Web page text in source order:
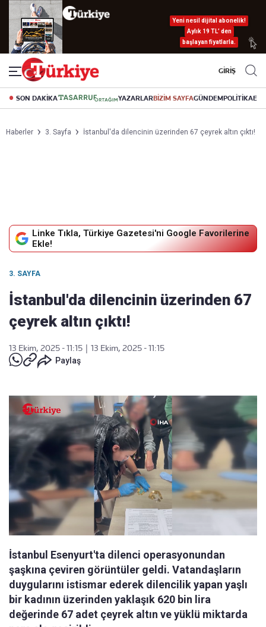
Yeni nesil dijital abonelik!
Aylık 19 TL’ den
başlayan fiyatlarla.
GİRİŞ
SON DAKİKA YAZARLARBİZİM SAYFAGÜNDEMPOLİTİKA
Haberler 3. Sayfa İstanbul'da dilencinin üzerinden 67 çeyrek altın çıktı!
Linke Tıkla, Türkiye Gazetesi'ni Google Favorilerine
Ekle!
3. SAYFA
İstanbul'da dilencinin üzerinden 67
çeyrek altın çıktı!
13 Ekim, 2025 - 11:15
13 Ekim, 2025 - 11:15
Paylaş
İstanbul Esenyurt'ta dilenci operasyonundan
şaşkına çeviren görüntüler geldi. Vatandaşların
duygularını istismar ederek dilencilik yapan yaşlı
bir kadının üzerinden yaklaşık 620 bin lira
değerinde 67 adet çeyrek altın ve yüklü miktarda